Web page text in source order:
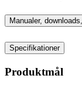
Manualer,
Specifikationer
Produktmål